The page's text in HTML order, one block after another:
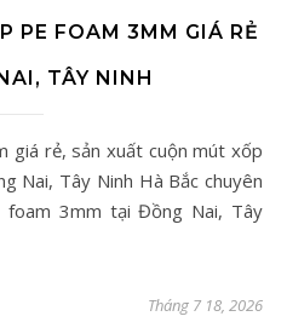
PE FOAM 3MM GIÁ RẺ
TÂY NINH
Nai, Tây Ninh Hà Bắc chuyên
3mm tại Đồng Nai, Tây
Tháng 7 18, 2026